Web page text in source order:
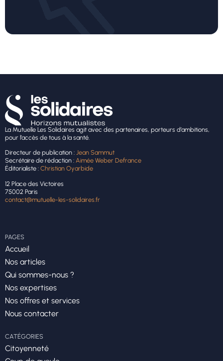
La Mutuelle Les Solidaires agit avec des partenaires, porteurs d’ambitions,
pour l’accès de tous à la santé.
Directeur de publication : Jean Sammut
Secrétaire de rédaction : Aimée Weber Defrance
Éditorialiste : Christian Oyarbide
12 Place des Victoires
75002 Paris
contact@mutuelle-les-solidaires.fr
PAGES
Accueil
Nos articles
Qui sommes-nous ?
Nos expertises
Nos offres et services
Nous contacter
CATÉGORIES
Citoyenneté